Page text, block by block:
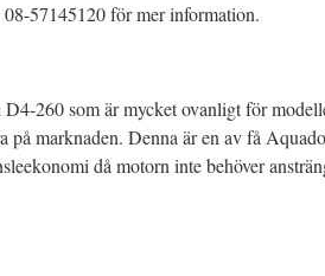
57145120 för mer information.
260 som är mycket ovanligt för
marknaden. Denna är en av få
då motorn inte behöver